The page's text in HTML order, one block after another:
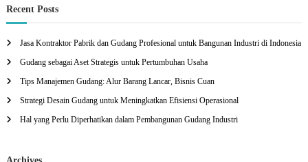
r
c
o
r
Recent Posts
Jasa Kontraktor Pabrik dan Gudang Profesional untuk Bangunan Industri di Indonesia
Gudang sebagai Aset Strategis untuk Pertumbuhan Usaha
Tips Manajemen Gudang: Alur Barang Lancar, Bisnis Cuan
Strategi Desain Gudang untuk Meningkatkan Efisiensi Operasional
Hal yang Perlu Diperhatikan dalam Pembangunan Gudang Industri